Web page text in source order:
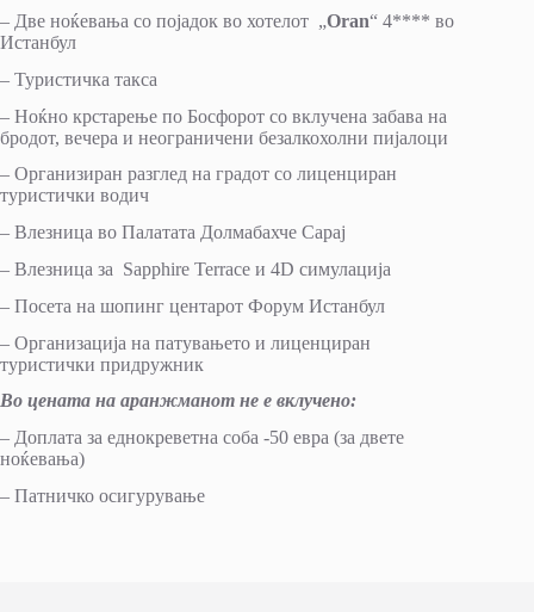
– Две ноќевања со појадок во хотелот „Oran“ 4**** во
Истанбул
– Туристичка такса
– Ноќно крстарење по Босфорот со вклучена забава на
бродот, вечера и неограничени безалкохолни пијалоци
– Организиран разглед на градот со лиценциран
туристички водич
– Влезница во Палатата Долмабахче Сарај
– Влезница за Sapphire Terrace и 4D симулација
– Посета на шопинг центарот Форум Истанбул
– Организација на патувањето и лиценциран
туристички придружник
Во цената на аранжманот не е вклучено:
– Доплата за еднокреветна соба -50 евра (за двете
ноќевања)
– Патничко осигурување